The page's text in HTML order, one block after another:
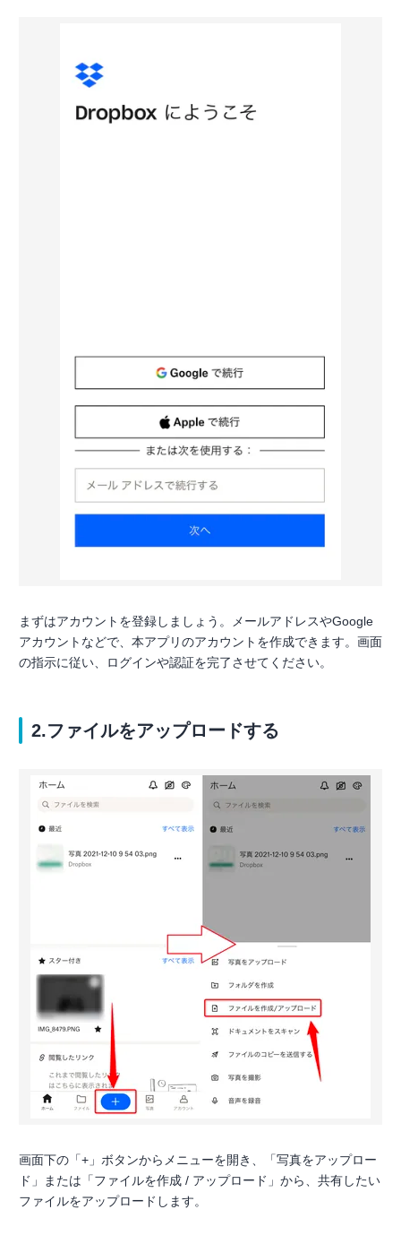
まずはアカウントを登録しましょう。メールアドレスやGoogle
アカウントなどで、本アプリのアカウントを作成できます。画面
の指示に従い、ログインや認証を完了させてください。
2.ファイルをアップロードする
画面下の「+」ボタンからメニューを開き、「写真をアップロー
ド」または「ファイルを作成 / アップロード」から、共有したい
ファイルをアップロードします。